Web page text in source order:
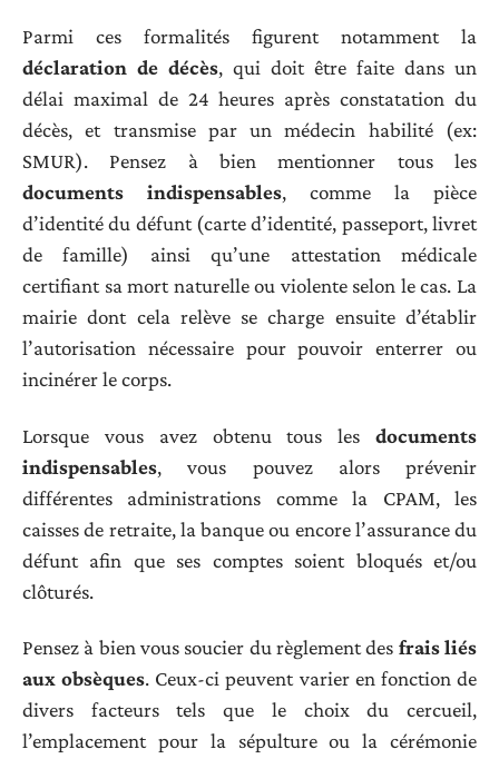
Parmi ces formalités figurent notamment la
déclaration de décès, qui doit être faite dans un
délai maximal de 24 heures après constatation du
décès, et transmise par un médecin habilité (ex:
SMUR). Pensez à bien mentionner tous les
documents indispensables, comme la pièce
d’identité du défunt (carte d’identité, passeport, livret
de famille) ainsi qu’une attestation médicale
certifiant sa mort naturelle ou violente selon le cas. La
mairie dont cela relève se charge ensuite d’établir
l’autorisation nécessaire pour pouvoir enterrer ou
incinérer le corps.
Lorsque vous avez obtenu tous les documents
indispensables, vous pouvez alors prévenir
différentes administrations comme la CPAM, les
caisses de retraite, la banque ou encore l’assurance du
défunt afin que ses comptes soient bloqués et/ou
clôturés.
Pensez à bien vous soucier du règlement des frais liés
aux obsèques. Ceux-ci peuvent varier en fonction de
divers facteurs tels que le choix du cercueil,
l’emplacement pour la sépulture ou la cérémonie